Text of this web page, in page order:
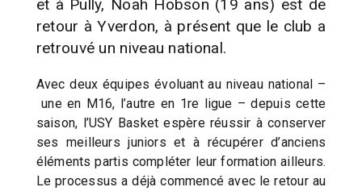
et à Pully, Noah Hobson (19 ans) est de
retour à Yverdon, à présent que le club a
retrouvé un niveau national.
Avec deux équipes évoluant au niveau national –
une en M16, l’autre en 1re ligue – depuis cette
saison, l’USY Basket espère réussir à conserver
ses meilleurs juniors et à récupérer d’anciens
éléments partis compléter leur formation ailleurs.
Le processus a déjà commencé avec le retour au